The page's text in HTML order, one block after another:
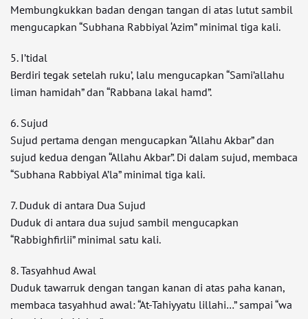
Membungkukkan badan dengan tangan di atas lutut sambil
mengucapkan “Subhana Rabbiyal ‘Azim” minimal tiga kali.
5. I’tidal
Berdiri tegak setelah ruku’, lalu mengucapkan “Sami’allahu
liman hamidah” dan “Rabbana lakal hamd”.
6. Sujud
Sujud pertama dengan mengucapkan “Allahu Akbar” dan
sujud kedua dengan “Allahu Akbar”. Di dalam sujud, membaca
“Subhana Rabbiyal A’la” minimal tiga kali.
7. Duduk di antara Dua Sujud
Duduk di antara dua sujud sambil mengucapkan
“Rabbighfirlii” minimal satu kali.
8. Tasyahhud Awal
Duduk tawarruk dengan tangan kanan di atas paha kanan,
membaca tasyahhud awal: “At-Tahiyyatu lillahi…” sampai “wa